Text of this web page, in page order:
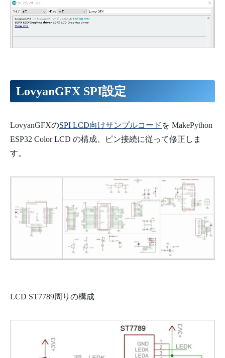
LovyanGFX SPI設定
LovyanGFXのSPI LCD向けサンプルコード を MakePython
ESP32 Color LCD の構成、ピン接続に従って修正しま
す。
LCD ST7789周りの構成